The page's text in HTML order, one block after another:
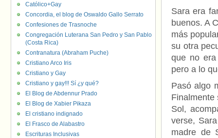
Sara era
buenos. A
más
su otra
que no
pero a lo
Pasó algo
Finalmente
Sol,
verse,
madre de
Católico+Gay
Concordia, el blog de Oswaldo Gallo Serrato
Confesiones de Trasnoche
Congregación Luterana San Pedro y San Pablo
(Costa Rica)
Contranatura (Abraham Puche)
Cristiano Arco Iris
Cristiano y Gay
Cristiano y gay!!! Sí ¿y qué?
El Blog de Abdennur Prado
El Blog de Xabier Pikaza
El cristiano indignado
El Frasco de Alabastro
Escrituras Inclusivas